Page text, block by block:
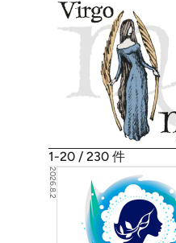
1-20 / 230 件
2026.8.2